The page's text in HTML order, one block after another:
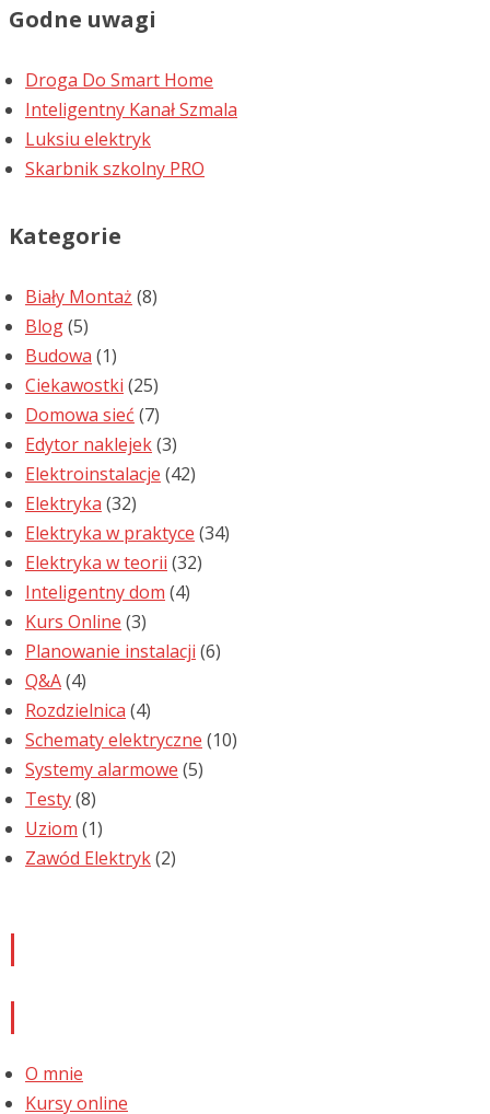
Godne uwagi
Droga Do Smart Home
Inteligentny Kanał Szmala
Luksiu elektryk
Skarbnik szkolny PRO
Kategorie
Biały Montaż (8)
Blog(5)
Budowa (1)
Ciekawostki (25)
Domowa sieć (7)
Edytor naklejek(3)
Elektroinstalacje (42)
Elektryka (32)
Elektryka w praktyce (34)
Elektryka w teorii (32)
Inteligentny dom (4)
Kurs Online (3)
Planowanie instalacji (6)
Q&A(4)
Rozdzielnica (4)
Schematy elektryczne (10)
Systemy alarmowe (5)
Testy(8)
Uziom (1)
Zawód Elektryk(2)
O mnie
Kursy online